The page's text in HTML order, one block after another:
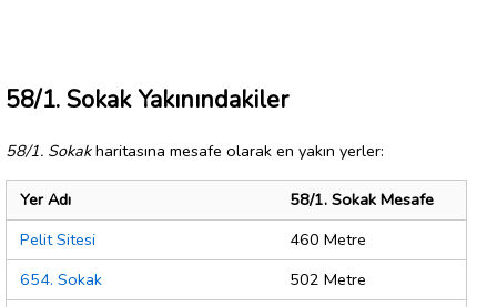
58/1. Sokak Yakınındakiler
58/1. Sokakharitasına mesafe olarak en yakın yerler:
Yer Adı
58/1. Sokak Mesafe
Pelit Sitesi
460 Metre
654. Sokak
502 Metre